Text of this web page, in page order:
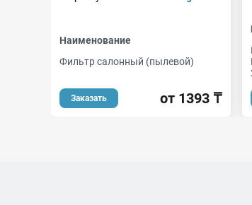
Наименование
Фильтр салонный (пылевой)
Заказать от 1393 ₸